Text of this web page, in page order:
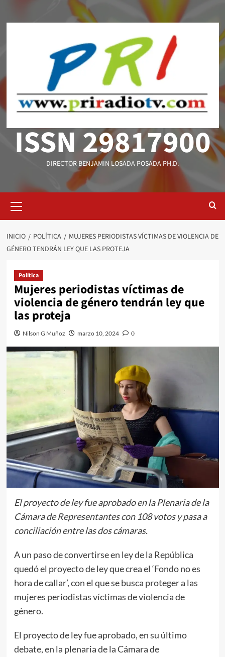
ISSN 29817900
DIRECTOR BENJAMIN LOSADA POSADA PH.D.
primario
INICIO POLÍTICA
MUJERES PERIODISTAS VÍCTIMAS DE VIOLENCIA DE
GÉNERO TENDRÁN LEY QUE LAS PROTEJA
Política
Mujeres periodistas víctimas de
violencia de género tendrán ley que
las proteja
Nilson G Muñoz marzo 10, 2024 0
El proyecto de ley fue aprobado en la Plenaria de la
Cámara de Representantes con 108 votos y pasa a
conciliación entre las dos cámaras.
A un paso de convertirse en ley de la República
quedó el proyecto de ley que crea el ‘Fondo no es
hora de callar’, con el que se busca proteger a las
mujeres periodistas víctimas de violencia de
género.
El proyecto de ley fue aprobado, en su último
debate, en la plenaria de la Cámara de